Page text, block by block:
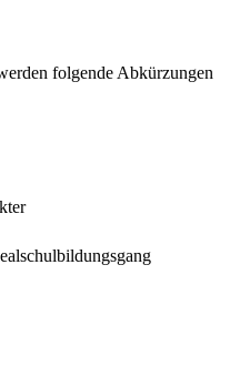
folgende Abkürzungen